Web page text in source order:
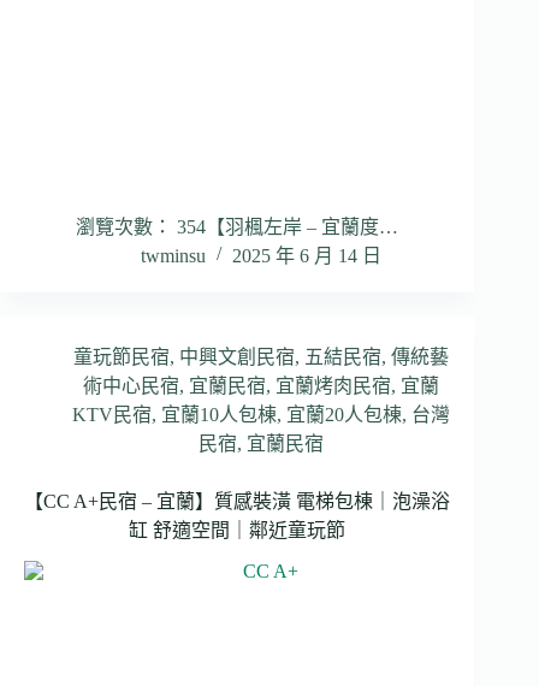
瀏覽次數： 354【羽楓左岸 – 宜蘭度…
twminsu
2025 年 6 月 14 日
童玩節民宿, 中興文創民宿, 五結民宿,傳統藝
術中心民宿, 宜蘭民宿, 宜蘭烤肉民宿, 宜蘭
KTV民宿, 宜蘭10人包棟, 宜蘭20人包棟, 台灣
民宿, 宜蘭民宿
【CC A+民宿 – 宜蘭】質感裝潢 電梯包棟｜泡澡浴
缸 舒適空間｜鄰近童玩節